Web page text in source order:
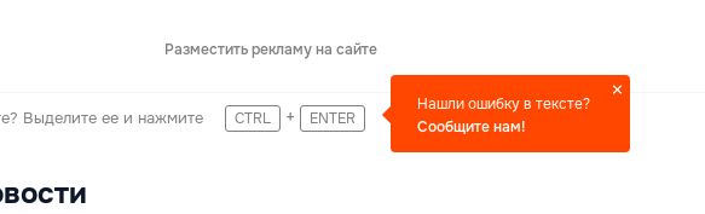
Разместить рекламу на сайте
Выделите ее и нажмите CTRL + ENTER
Нашли ошибку в тексте?
Сообщите нам!